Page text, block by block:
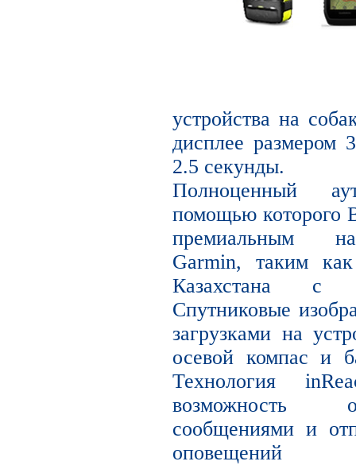
устройства на
дисплее размером
2.5 секунды.
Полноценный
помощью которого
премиальным
Garmin, таким
Казахстана с
Спутниковые
загрузками на
осевой компас и
Технология
возможность
сообщениями и
оповещений